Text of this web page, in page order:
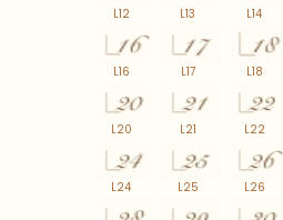
L12 L13 L14
L16 L17 L18
L20 L21 L22
L24 L25 L26